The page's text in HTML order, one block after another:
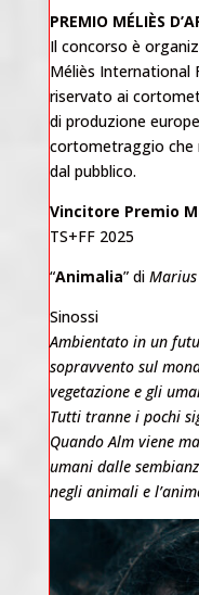
PREMIO MÉLIÈS
Il concorso è
Méliès International
riservato ai
di produzione
cortometraggio che
dal pubblico.
Vincitore Premio
TS+FF 2025
“Animalia” di
Sinossi
Ambientato in un
sopravvento sul
vegetazione e gli
Tutti tranne i pochi
Quando Alm viene
umani dalle
negli animali e